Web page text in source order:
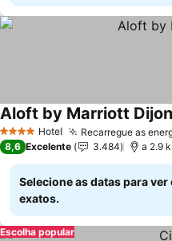
4 EstrelasHotel Recarregue as
Aloft by Marriott Dijon
8,6 Excelente 3.484 a 2.9
Selecione as datas para
exatos.
Escolha popular